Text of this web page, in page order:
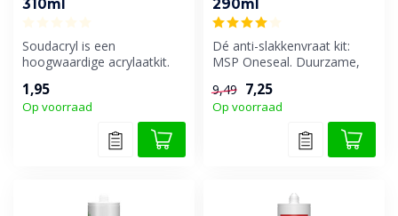
310ml
Soudacryl is een
hoogwaardige acrylaatkit.
waterdicht ma...
1,95
Op voorraad
290ml
Dé anti-slakkenvraat kit:
MSP Oneseal. Duurzame,
voor...
9,49 7,25
Op voorraad